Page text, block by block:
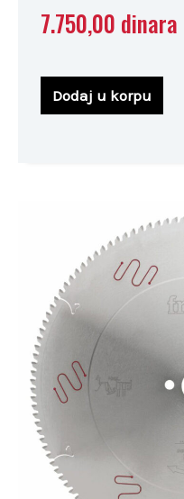
7.750,00 dinara
Dodaj u korpu